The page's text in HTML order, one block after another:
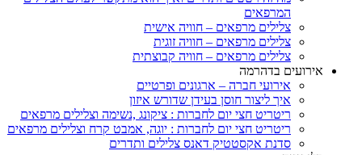
המרפאים
צלילים מרפאים – חוויה אישית
צלילים מרפאים – חוויה זוגית
צלילים מרפאים – חוויה קבוצתית
אירועים בדהרמה
אירועי חברה – ארגונים ופרטיים
איך ליצור חוסן בעידן שדורש איזון
ריטריט חצי יום לחברות : ציקונג ,נשימה וצלילים מרפאים
ריטריט חצי יום לחברות : יוגה, אמבט קרח וצלילים מרפאים
סדנת אקסטטיק דאנס צלילים ותדרים